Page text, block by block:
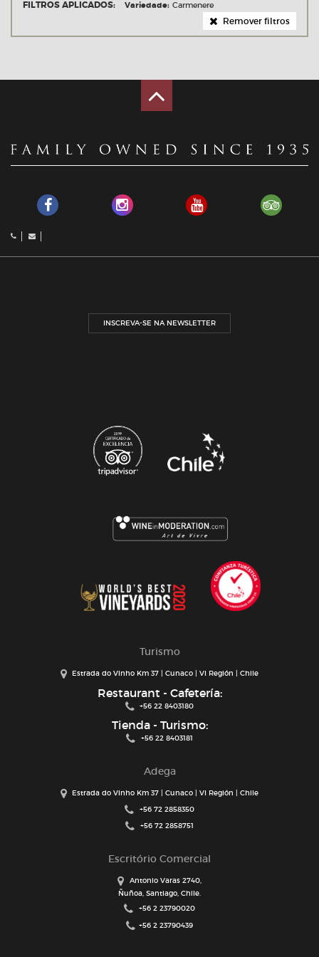
FILTROS APLICADOS: Variedade: Carmenere
Remover filtros
INSCREVA-SE NA NEWSLETTER
Turismo
Estrada do Vinho Km 37 | Cunaco | VI Región | Chile
Restaurant - Cafetería:
+56 22 8403180
Tienda - Turismo:
+56 22 8403181
Adega
Estrada do Vinho Km 37 | Cunaco | VI Región | Chile
+56 72 2858350
+56 72 2858751
Escritório Comercial
Antonio Varas 2740,
Ñuñoa, Santiago, Chile.
+56 2 23790020
+56 2 23790439